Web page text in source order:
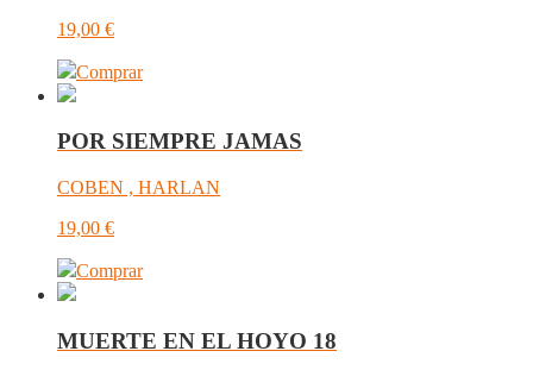
19,00 €
Comprar
POR SIEMPRE JAMAS
COBEN , HARLAN
19,00 €
Comprar
MUERTE EN EL HOYO 18